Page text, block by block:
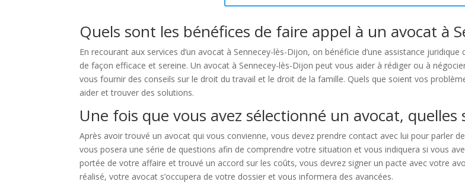
Quels sont les bénéfices de faire appel à un avocat à
En recourant aux services d’un avocat à Sennecey-lès-Dijon, on bénéficie d’une assistance
de façon efficace et sereine. Un avocat à Sennecey-lès-Dijon peut vous aider à rédiger ou à
vous fournir des conseils sur le droit du travail et le droit de la famille. Quels que soient vos
aider et trouver des solutions.
Une fois que vous avez sélectionné un avocat, quelles
Après avoir trouvé un avocat qui vous convienne, vous devez prendre contact avec lui pour parler
vous posera une série de questions afin de comprendre votre situation et vous indiquera si vous
portée de votre affaire et trouvé un accord sur les coûts, vous devrez signer un pacte avec votre
réalisé, votre avocat s’occupera de votre dossier et vous informera des avancées.